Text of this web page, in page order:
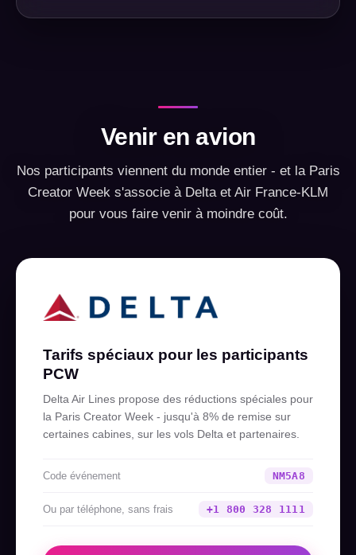
Venir en avion
Nos participants viennent du monde entier - et la Paris
Creator Week s'associe à Delta et Air France-KLM
pour vous faire venir à moindre coût.
Tarifs spéciaux pour les participants
PCW
Delta Air Lines propose des réductions spéciales pour
la Paris Creator Week - jusqu'à 8% de remise sur
certaines cabines, sur les vols Delta et partenaires.
Code événement NM5A8
Ou par téléphone, sans frais +1 800 328 1111